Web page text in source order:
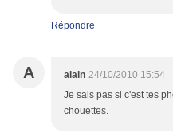
Répondre
A alain 24/10/2010 15:54
Je sais pas si c'est tes
chouettes.